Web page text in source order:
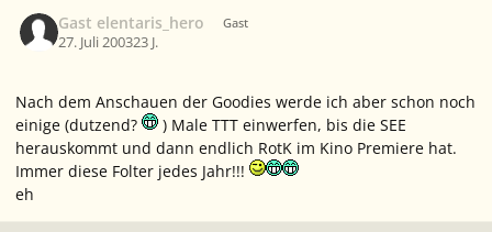
Gast elentaris_hero Gast
27. Juli 200323 J.
Nach dem Anschauen der Goodies werde ich aber schon noch
einige (dutzend?
) Male TTT einwerfen, bis die SEE
herauskommt und dann endlich RotK im Kino Premiere hat.
Immer diese Folter jedes Jahr!!!
eh